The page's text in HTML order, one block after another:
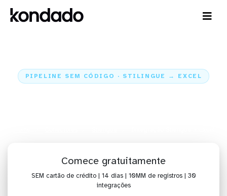
PIPELINE SEM CÓDIGO · STILINGUE → EXCEL
Comece gratuitamente
SEM cartão de crédito | 14 dias | 10MM de registros | 30
integrações